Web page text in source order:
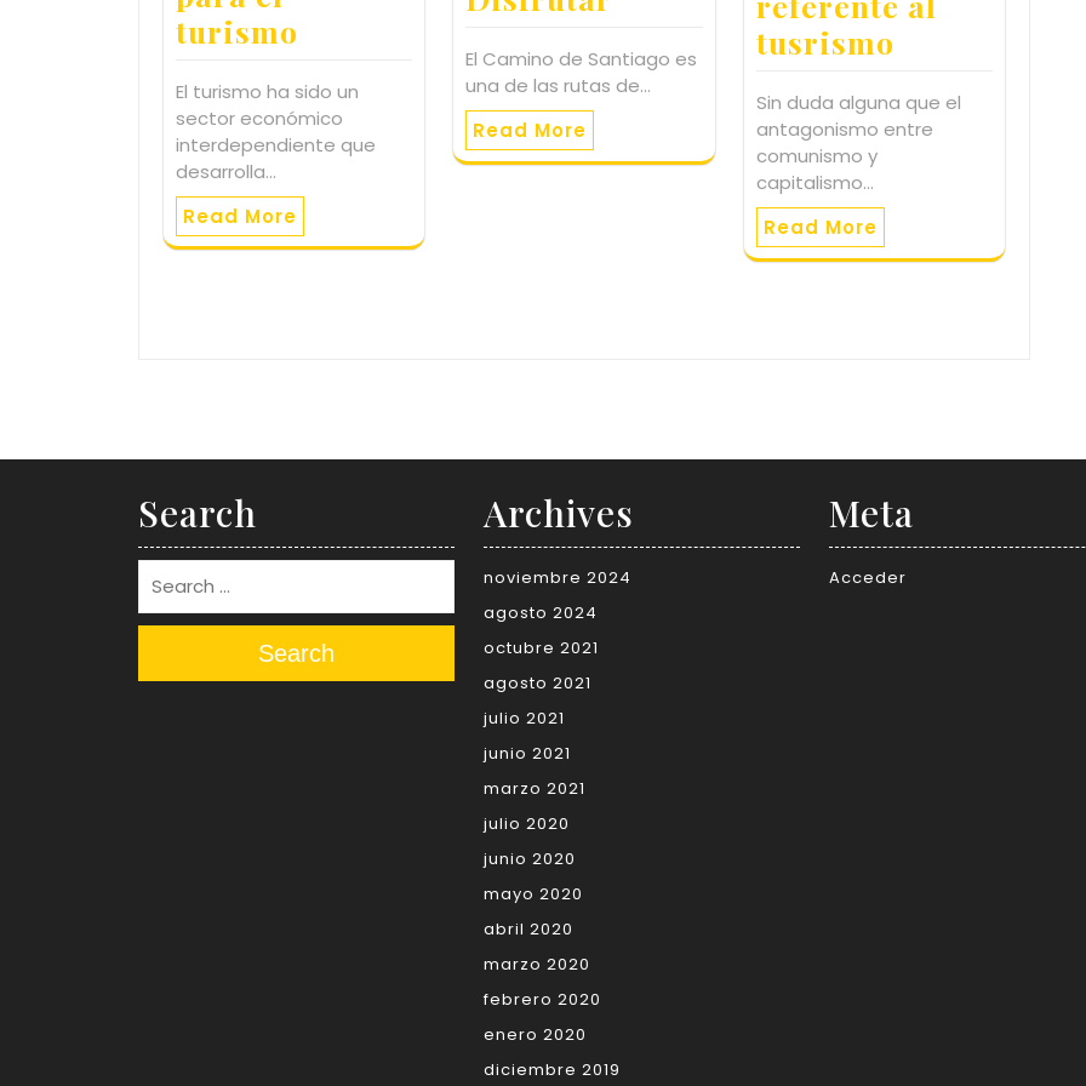
turismo
El turismo ha sido un
sector económico
interdependiente que
desarrolla…
Read More
El Camino de Santiago es
una de las rutas de…
Read More
tusrismo
Sin duda alguna que el
antagonismo entre
comunismo y
capitalismo…
Read More
Search
Search
Archives
noviembre 2024
agosto 2024
octubre 2021
agosto 2021
julio 2021
junio 2021
marzo 2021
julio 2020
junio 2020
mayo 2020
abril 2020
marzo 2020
febrero 2020
enero 2020
diciembre 2019
Meta
Acceder